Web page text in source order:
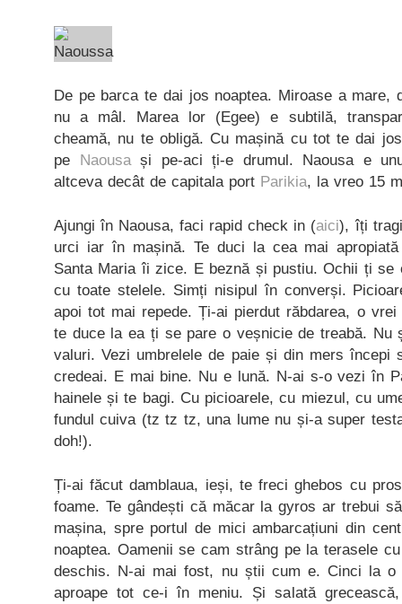
De pe barca te dai jos noaptea. Miroase a mare,
nu a mâl. Marea lor (Egee) e subtilă,
cheamă, nu te obligă. Cu mașină cu tot te dai
pe Naousași pe-aci ți-e drumul. Naousa e
altceva decât de capitala port Parikia, la vreo 15
Ajungi în Naousa, faci rapid check in (aici), îți
urci iar în mașină. Te duci la cea mai
Santa Maria îi zice. E beznă și pustiu. Ochii ți se
cu toate stelele. Simți nisipul în converși.
apoi tot mai repede. Ți-ai pierdut răbdarea, o
te duce la ea ți se pare o veșnicie de treabă. Nu
valuri. Vezi umbrelele de paie și din mers
credeai. E mai bine. Nu e lună. N-ai s-o vezi în
hainele și te bagi. Cu picioarele, cu miezul, cu
fundul cuiva (tz tz tz, una lume nu și-a super
doh!).
Ți-ai făcut damblaua, ieși, te freci ghebos cu
foame. Te gândești că măcar la gyros ar trebui
mașina, spre portul de mici ambarcațiuni din
noaptea. Oamenii se cam strâng pe la terasele
deschis. N-ai mai fost, nu știi cum e. Cinci la o
aproape tot ce-i în meniu. Și salată